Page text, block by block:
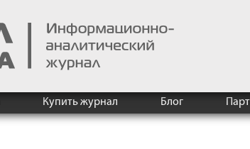
Купить журнал Блог